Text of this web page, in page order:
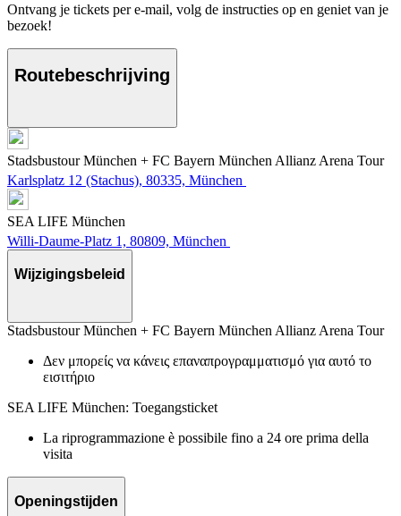
Ontvang je tickets per e-mail, volg de instructies op en geniet van je
bezoek!
Routebeschrijving
Stadsbustour München + FC Bayern München Allianz Arena Tour
Karlsplatz 12 (Stachus), 80335, München
SEA LIFE München
Willi-Daume-Platz 1, 80809, München
Wijzigingsbeleid
Stadsbustour München + FC Bayern München Allianz Arena Tour
Δεν μπορείς να κάνεις επαναπρογραμματισμό για αυτό το
εισιτήριο
SEA LIFE München: Toegangsticket
La riprogrammazione è possibile fino a 24 ore prima della
visita
Openingstijden